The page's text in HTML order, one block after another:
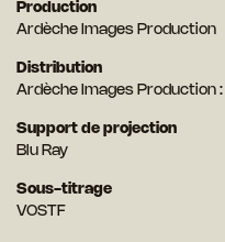
Production
Ardèche Images Production
Distribution
Ardèche Images Production :
Support de projection
Blu Ray
Sous-titrage
VOSTF